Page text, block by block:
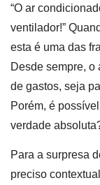
“O ar
ventilador!”
esta é uma das
Desde sempre,
de gastos, seja
Porém, é
verdade
Para a surpresa
preciso